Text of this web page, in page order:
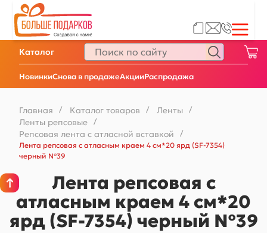
НовинкиСнова в продажеАкцииРаспродажа
Каталог
Главная / Каталог товаров / Ленты /
Ленты репсовые /
Репсовая лента с атласной вставкой
/
Лента репсовая с атласным краем 4 см*20 ярд (SF-7354)
черный №39
Лента репсовая с
атласным краем 4 см*20
ярд (SF-7354) черный №39